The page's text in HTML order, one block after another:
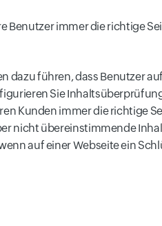
Benutzer immer die richtige
dazu führen, dass Benutzer
Sie
Kunden immer die richtige
nicht übereinstimmende
auf einer Webseite ein